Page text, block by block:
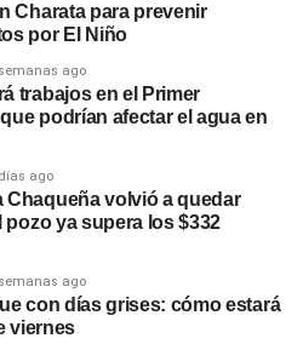
Charata para prevenir
por El Niño
ago
trabajos en el Primer
podrían afectar el agua en
ago
Chaqueña volvió a quedar
pozo ya supera los $332
ago
con días grises: cómo estará
viernes